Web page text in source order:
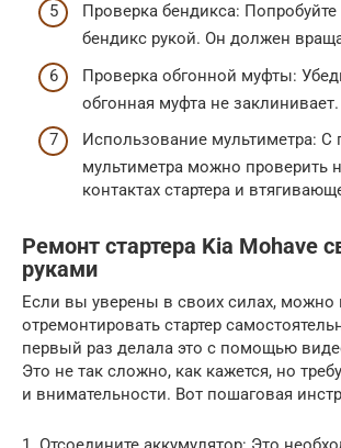
Проверка бендикса: Попробуйте
бендикс рукой. Он должен
Проверка обгонной муфты:
обгонная муфта не заклинивает.
Использование мультиметра:
мультиметра можно проверить
контактах стартера и
Ремонт стартера Kia Mohave
руками
Если вы уверены в своих силах, можно
отремонтировать стартер
первый раз делала это с помощью
Это не так сложно, как кажется, но
и внимательности. Вот пошаговая